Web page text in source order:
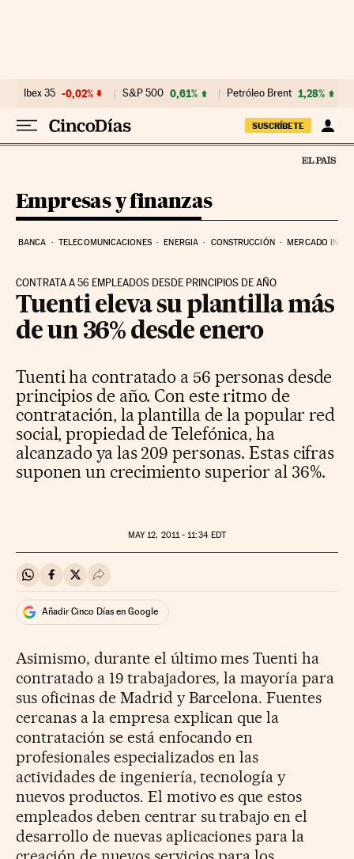
Ibex 35 -0,02% S&P 500 0,61% Petróleo Brent 1,28%
SUSCRÍBETE
Empresas y finanzas
BANCA TELECOMUNICACIONES ENERGIA CONSTRUCCIÓN MERCADO
CONTRATA A 56 EMPLEADOS DESDE PRINCIPIOS DE AÑO
Tuenti eleva su plantilla más
de un 36% desde enero
Tuenti ha contratado a 56 personas desde
principios de año. Con este ritmo de
contratación, la plantilla de la popular red
social, propiedad de Telefónica, ha
alcanzado ya las 209 personas. Estas cifras
suponen un crecimiento superior al 36%.
MAY12, 2011 - 11:34EDT
Compartir en Whatsapp
Compartir en Facebook
Compartir en Twitter
Desplegar Redes Sociales
Añadir Cinco Días en Google
Asimismo, durante el último mes Tuenti ha
contratado a 19 trabajadores, la mayoría para
sus oficinas de Madrid y Barcelona. Fuentes
cercanas a la empresa explican que la
contratación se está enfocando en
profesionales especializados en las
actividades de ingeniería, tecnología y
nuevos productos. El motivo es que estos
empleados deben centrar su trabajo en el
desarrollo de nuevas aplicaciones para la